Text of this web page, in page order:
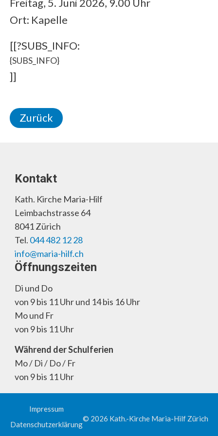
Freitag, 5. Juni 2026, 9.00 Uhr
Ort: Kapelle
[[?SUBS_INFO:
{SUBS_INFO}
]]
Zurück
Kontakt
Kath. Kirche Maria-Hilf
Leimbachstrasse 64
8041 Zürich
Tel. 044 482 12 28
info@maria-hilf.ch
Öffnungszeiten
Di und Do
von 9 bis 11 Uhr und 14 bis 16 Uhr
Mo und Fr
von 9 bis 11 Uhr
Während der Schulferien
Mo / Di / Do / Fr
von 9 bis 11 Uhr
Impressum
Datenschutzerklärung
© 2026 Kath.-Kirche Maria-Hilf Zürich